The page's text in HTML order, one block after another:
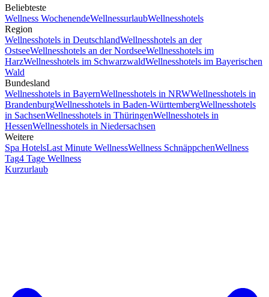
Beliebteste
Wellness WochenendeWellnessurlaubWellnesshotels
Region
Wellnesshotels in DeutschlandWellnesshotels an der
OstseeWellnesshotels an der NordseeWellnesshotels im
HarzWellnesshotels im SchwarzwaldWellnesshotels im Bayerischen
Wald
Bundesland
Wellnesshotels in BayernWellnesshotels in NRWWellnesshotels in
BrandenburgWellnesshotels in Baden-WürttembergWellnesshotels
in SachsenWellnesshotels in ThüringenWellnesshotels in
HessenWellnesshotels in Niedersachsen
Weitere
Spa HotelsLast Minute WellnessWellness SchnäppchenWellness
Tag4 Tage Wellness
Kurzurlaub